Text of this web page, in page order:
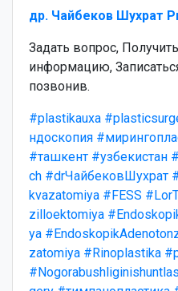
др. Чайбеков Шухрат
Задать вопрос,
информацию,
позвонив.
#plastikauxa
ндоскопия
#ташкент #узбекистан
ch #drЧайбековШухрат
kvazatomiya #FESS
zilloektomiya
ya
zatomiya #Rinoplastika